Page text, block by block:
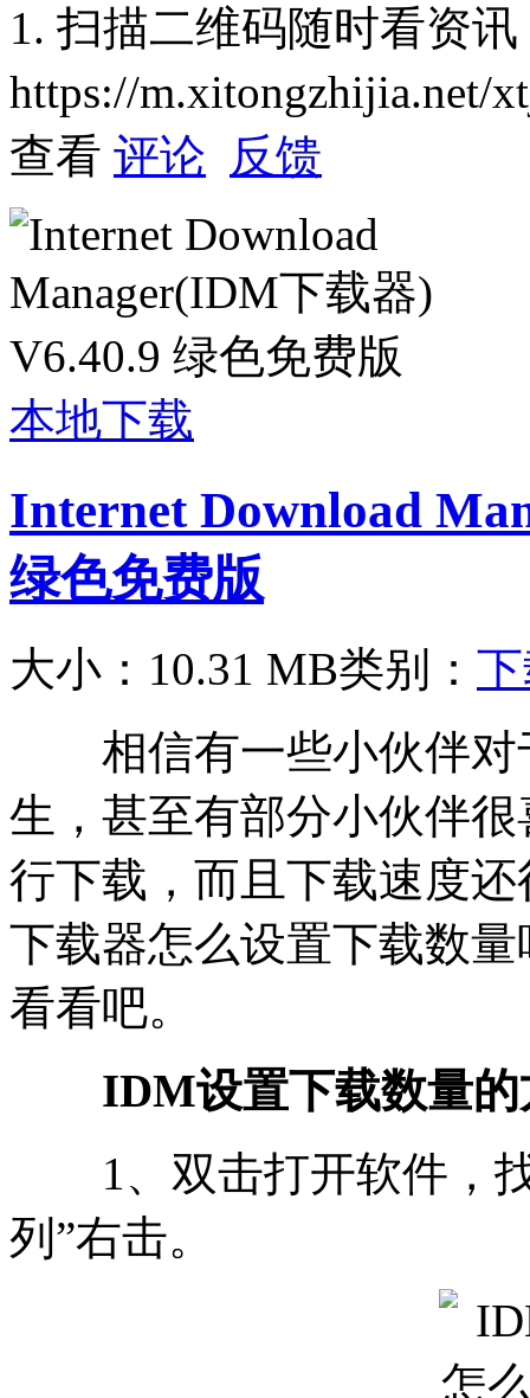
1. 扫描二维码随时看资讯
https://m.xitongzhijia.net/
查看 评论 反馈
本地下载
Internet Download
绿色免费版
大小：10.31 MB类别：
相信有一些小伙伴对
生，甚至有部分小伙伴
行下载，而且下载速度
下载器怎么设置下载数
看看吧。
IDM设置下载数量的
1、双击打开软件，找
列”右击。